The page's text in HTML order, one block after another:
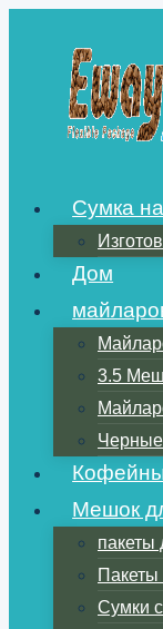
содержимому
Сумка
Дом
3.5
Черные
Мешок
пакеты
Сумки